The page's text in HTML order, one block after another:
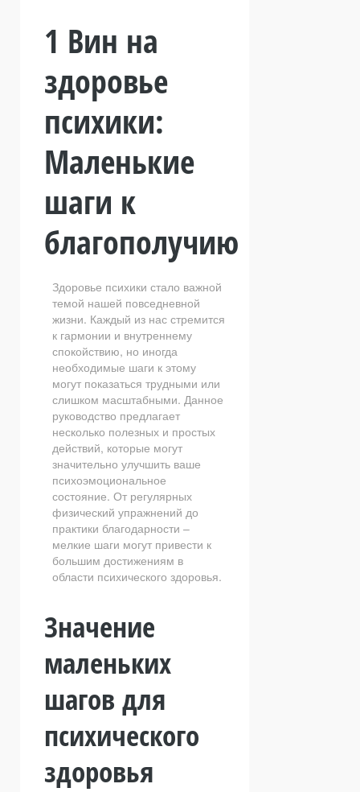
1 Вин на
здоровье
психики:
Маленькие
шаги к
благополучию
Здоровье психики стало важной
темой нашей повседневной
жизни. Каждый из нас стремится
к гармонии и внутреннему
спокойствию, но иногда
необходимые шаги к этому
могут показаться трудными или
слишком масштабными. Данное
руководство предлагает
несколько полезных и простых
действий, которые могут
значительно улучшить ваше
психоэмоциональное
состояние. От регулярных
физический упражнений до
практики благодарности –
мелкие шаги могут привести к
большим достижениям в
области психического здоровья.
Значение
маленьких
шагов для
психического
здоровья